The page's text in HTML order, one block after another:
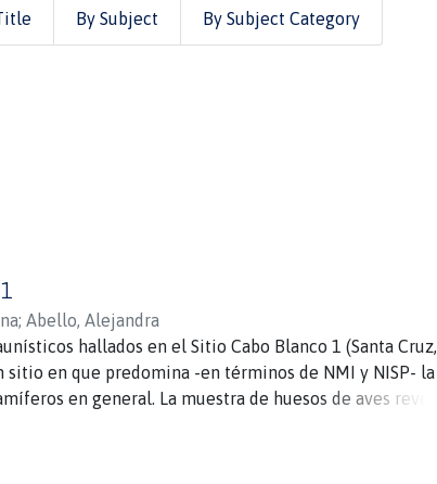
By Subject By Subject Category
; Abello, Alejandra
hallados en el Sitio Cabo Blanco 1 (Santa Cruz,
en que predomina -en términos de NMI y NISP- la
en general. La muestra de huesos de aves revela
que sugieren técnicas de procesamiento